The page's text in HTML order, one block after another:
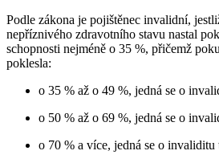
Podle zákona je pojištěnec invalidní,
nepříznivého zdravotního stavu nastal
schopnosti nejméně o 35 %, přičemž
poklesla:
o 35 % až o 49 %, jedná se o
o 50 % až o 69 %, jedná se o
o 70 % a více, jedná se o invaliditu